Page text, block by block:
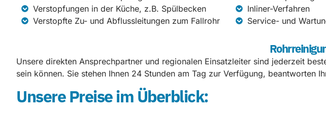
Verstopfungen in der Küche, z.B. Spülbecken
Verstopfte Zu- und Abflussleitungen zum Fallrohr
Inliner-Verfahren
Service- und
Unsere direkten Ansprechpartner und regionalen Einsatzleiter sind jederzeit
sein können. Sie stehen Ihnen 24 Stunden am Tag zur Verfügung, beantworten
Unsere Preise im Überblick: